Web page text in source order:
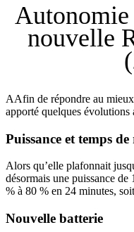
Autonomie
nouvelle
AAfin de répondre au
apporté quelques évolutions
Puissance et temps
Alors qu’elle plafonnait
désormais une puissance
% à 80 % en 24 minutes,
Nouvelle batterie